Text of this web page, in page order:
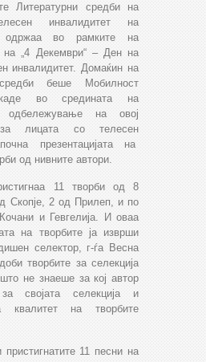
Литературни средби на
инвалидитет на
одржаа во рамките на
на „4 Декември“ – Ден на
инвалидитет. Домаќин на
средби беше Мобилност
во средината на
одбележување на овој
лицата со телесен
презентацијата на
од нивните автори.
11 творби од 8
Скопје, 2 од Прилеп, и по
и Гевгелија. И оваа
на творбите ја изврши
селектор, г-ѓа Весна
творбите за селекција
не знаеше за кој автор
својата селекција и
квалитет на творбите
пристигнатите 11 песни на